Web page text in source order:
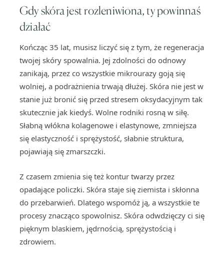
Gdy skóra jest rozleniwiona, ty powinnaś
działać
Kończąc 35 lat, musisz liczyć się z tym, że regeneracja
twojej skóry spowalnia. Jej zdolności do odnowy
zanikają, przez co wszystkie mikrourazy goją się
wolniej, a podrażnienia trwają dłużej. Skóra nie jest w
stanie już bronić się przed stresem oksydacyjnym tak
skutecznie jak kiedyś. Wolne rodniki rosną w siłę.
Słabną włókna kolagenowe i elastynowe, zmniejsza
się elastyczność i sprężystość, słabnie struktura,
pojawiają się zmarszczki.
Z czasem zmienia się też kontur twarzy przez
opadające policzki. Skóra staje się ziemista i skłonna
do przebarwień. Dlatego wspomóż ją, a wszystkie te
procesy znacząco spowolnisz. Skóra odwdzięczy ci się
pięknym blaskiem, jędrnością, sprężystością i
zdrowiem.